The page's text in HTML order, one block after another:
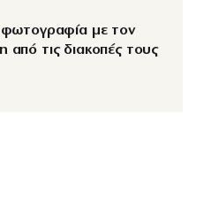
φωτογραφία με τον
τις διακοπές τους